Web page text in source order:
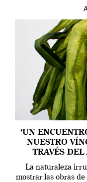
‘UN
NUESTRO
TRAVÉS
La naturaleza
mostrar las obras